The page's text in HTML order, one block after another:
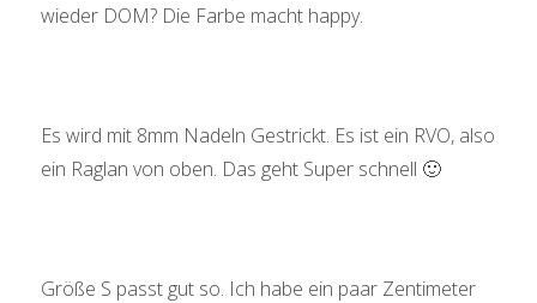
wieder DOM? Die Farbe macht happy.
Es wird mit 8mm Nadeln Gestrickt. Es ist ein RVO, also
ein Raglan von oben. Das geht Super schnell 🙂
Größe S passt gut so. Ich habe ein paar Zentimeter